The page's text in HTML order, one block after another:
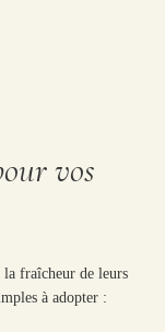
vos
fraîcheur de leurs
à adopter :